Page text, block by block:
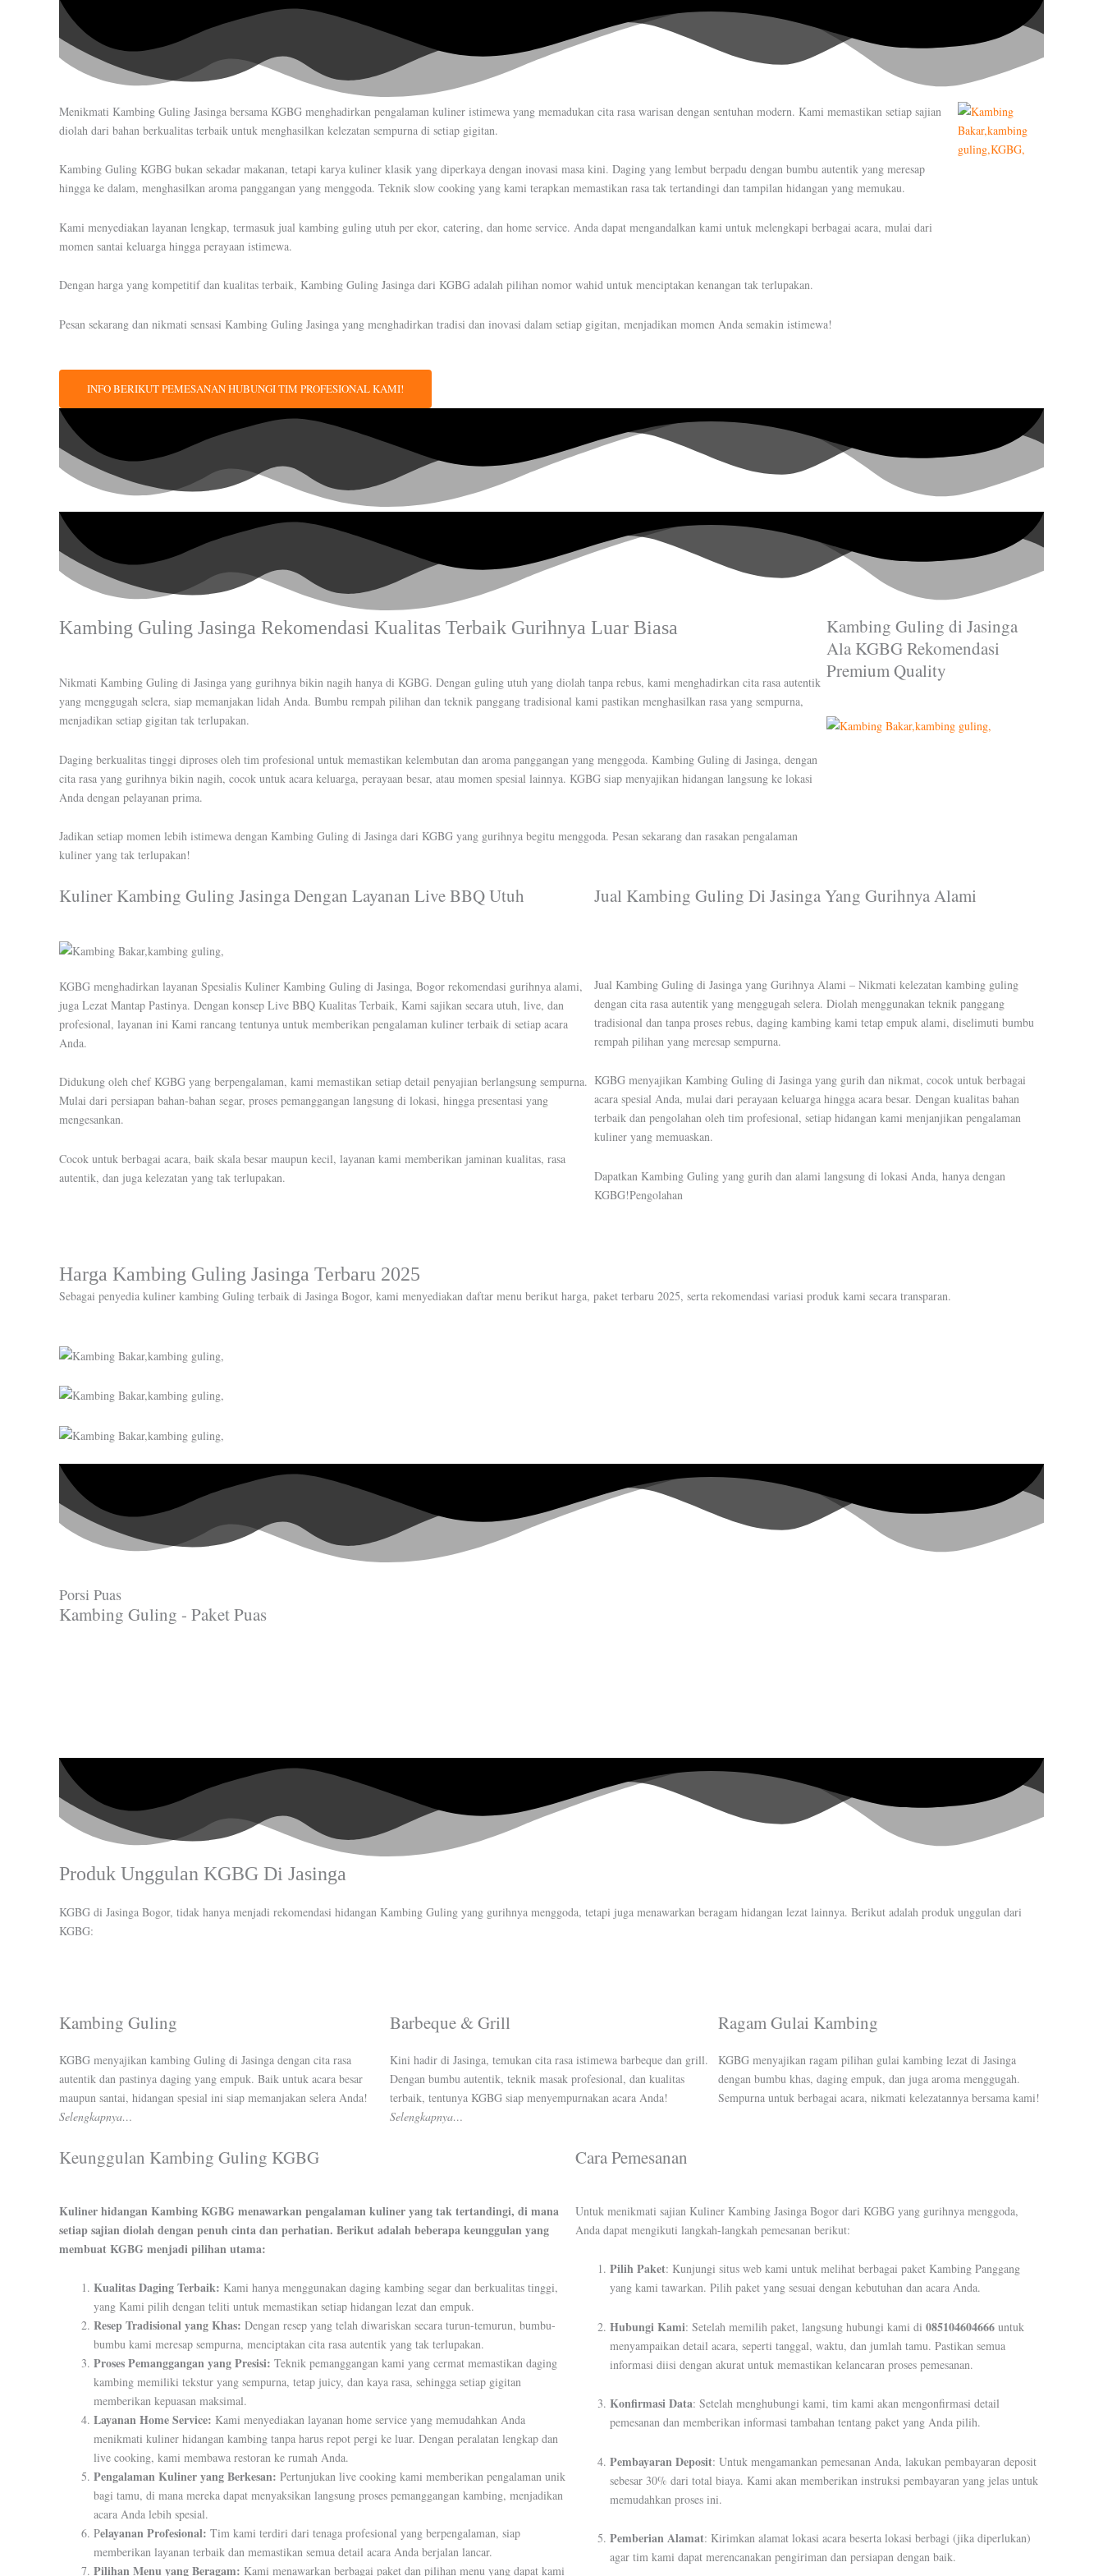
Menikmati Kambing Guling Jasinga bersama KGBG menghadirkan pengalaman kuliner istimewa yang memadukan cita rasa warisan dengan sentuhan modern. Kami memastikan setiap sajian
diolah dari bahan berkualitas terbaik untuk menghasilkan kelezatan sempurna di setiap gigitan.
Kambing Guling KGBG bukan sekadar makanan, tetapi karya kuliner klasik yang diperkaya dengan inovasi masa kini. Daging yang lembut berpadu dengan bumbu autentik yang meresap
hingga ke dalam, menghasilkan aroma panggangan yang menggoda. Teknik slow cooking yang kami terapkan memastikan rasa tak tertandingi dan tampilan hidangan yang memukau.
Kami menyediakan layanan lengkap, termasuk jual kambing guling utuh per ekor, catering, dan home service. Anda dapat mengandalkan kami untuk melengkapi berbagai acara, mulai dari
momen santai keluarga hingga perayaan istimewa.
Dengan harga yang kompetitif dan kualitas terbaik, Kambing Guling Jasinga dari KGBG adalah pilihan nomor wahid untuk menciptakan kenangan tak terlupakan.
Pesan sekarang dan nikmati sensasi Kambing Guling Jasinga yang menghadirkan tradisi dan inovasi dalam setiap gigitan, menjadikan momen Anda semakin istimewa!
INFO BERIKUT PEMESANAN HUBUNGI TIM PROFESIONAL KAMI!
Kambing Guling Jasinga Rekomendasi Kualitas Terbaik Gurihnya Luar Biasa
Nikmati Kambing Guling di Jasinga yang gurihnya bikin nagih hanya di KGBG. Dengan guling utuh yang diolah tanpa rebus, kami menghadirkan cita rasa autentik
yang menggugah selera, siap memanjakan lidah Anda. Bumbu rempah pilihan dan teknik panggang tradisional kami pastikan menghasilkan rasa yang sempurna,
menjadikan setiap gigitan tak terlupakan.
Daging berkualitas tinggi diproses oleh tim profesional untuk memastikan kelembutan dan aroma panggangan yang menggoda. Kambing Guling di Jasinga, dengan
cita rasa yang gurihnya bikin nagih, cocok untuk acara keluarga, perayaan besar, atau momen spesial lainnya. KGBG siap menyajikan hidangan langsung ke lokasi
Anda dengan pelayanan prima.
Jadikan setiap momen lebih istimewa dengan Kambing Guling di Jasinga dari KGBG yang gurihnya begitu menggoda. Pesan sekarang dan rasakan pengalaman
kuliner yang tak terlupakan!
Kambing Guling di Jasinga
Ala KGBG Rekomendasi
Premium Quality
Kuliner Kambing Guling Jasinga Dengan Layanan Live BBQ Utuh
KGBG menghadirkan layanan Spesialis Kuliner Kambing Guling di Jasinga, Bogor rekomendasi gurihnya alami,
juga Lezat Mantap Pastinya. Dengan konsep Live BBQ Kualitas Terbaik, Kami sajikan secara utuh, live, dan
profesional, layanan ini Kami rancang tentunya untuk memberikan pengalaman kuliner terbaik di setiap acara
Anda.
Didukung oleh chef KGBG yang berpengalaman, kami memastikan setiap detail penyajian berlangsung sempurna.
Mulai dari persiapan bahan-bahan segar, proses pemanggangan langsung di lokasi, hingga presentasi yang
mengesankan.
Cocok untuk berbagai acara, baik skala besar maupun kecil, layanan kami memberikan jaminan kualitas, rasa
autentik, dan juga kelezatan yang tak terlupakan.
Jual Kambing Guling Di Jasinga Yang Gurihnya Alami
Jual Kambing Guling di Jasinga yang Gurihnya Alami – Nikmati kelezatan kambing guling
dengan cita rasa autentik yang menggugah selera. Diolah menggunakan teknik panggang
tradisional dan tanpa proses rebus, daging kambing kami tetap empuk alami, diselimuti bumbu
rempah pilihan yang meresap sempurna.
KGBG menyajikan Kambing Guling di Jasinga yang gurih dan nikmat, cocok untuk berbagai
acara spesial Anda, mulai dari perayaan keluarga hingga acara besar. Dengan kualitas bahan
terbaik dan pengolahan oleh tim profesional, setiap hidangan kami menjanjikan pengalaman
kuliner yang memuaskan.
Dapatkan Kambing Guling yang gurih dan alami langsung di lokasi Anda, hanya dengan
KGBG!Pengolahan
Harga Kambing Guling Jasinga Terbaru 2025
Sebagai penyedia kuliner kambing Guling terbaik di Jasinga Bogor, kami menyediakan daftar menu berikut harga, paket terbaru 2025, serta rekomendasi variasi produk kami secara transparan.
Porsi Puas
Kambing Guling - Paket Puas
Produk Unggulan KGBG Di Jasinga
KGBG di Jasinga Bogor, tidak hanya menjadi rekomendasi hidangan Kambing Guling yang gurihnya menggoda, tetapi juga menawarkan beragam hidangan lezat lainnya. Berikut adalah produk unggulan dari
KGBG:
Kambing Guling
KGBG menyajikan kambing Guling di Jasinga dengan cita rasa
autentik dan pastinya daging yang empuk. Baik untuk acara besar
maupun santai, hidangan spesial ini siap memanjakan selera Anda!
Selengkapnya…
Barbeque & Grill
Kini hadir di Jasinga, temukan cita rasa istimewa barbeque dan grill.
Dengan bumbu autentik, teknik masak profesional, dan kualitas
terbaik, tentunya KGBG siap menyempurnakan acara Anda!
Selengkapnya…
Ragam Gulai Kambing
KGBG menyajikan ragam pilihan gulai kambing lezat di Jasinga
dengan bumbu khas, daging empuk, dan juga aroma menggugah.
Sempurna untuk berbagai acara, nikmati kelezatannya bersama kami!
Keunggulan Kambing Guling KGBG
Kuliner hidangan Kambing KGBG menawarkan pengalaman kuliner yang tak tertandingi, di mana
setiap sajian diolah dengan penuh cinta dan perhatian. Berikut adalah beberapa keunggulan yang
membuat KGBG menjadi pilihan utama:
Kualitas Daging Terbaik: Kami hanya menggunakan daging kambing segar dan berkualitas tinggi,
yang Kami pilih dengan teliti untuk memastikan setiap hidangan lezat dan empuk.
Resep Tradisional yang Khas: Dengan resep yang telah diwariskan secara turun-temurun, bumbu-
bumbu kami meresap sempurna, menciptakan cita rasa autentik yang tak terlupakan.
Proses Pemanggangan yang Presisi: Teknik pemanggangan kami yang cermat memastikan daging
kambing memiliki tekstur yang sempurna, tetap juicy, dan kaya rasa, sehingga setiap gigitan
memberikan kepuasan maksimal.
Layanan Home Service: Kami menyediakan layanan home service yang memudahkan Anda
menikmati kuliner hidangan kambing tanpa harus repot pergi ke luar. Dengan peralatan lengkap dan
live cooking, kami membawa restoran ke rumah Anda.
Pengalaman Kuliner yang Berkesan: Pertunjukan live cooking kami memberikan pengalaman unik
bagi tamu, di mana mereka dapat menyaksikan langsung proses pemanggangan kambing, menjadikan
acara Anda lebih spesial.
Pelayanan Profesional: Tim kami terdiri dari tenaga profesional yang berpengalaman, siap
memberikan layanan terbaik dan memastikan semua detail acara Anda berjalan lancar.
Pilihan Menu yang Beragam: Kami menawarkan berbagai paket dan pilihan menu yang dapat kami
Cara Pemesanan
Untuk menikmati sajian Kuliner Kambing Jasinga Bogor dari KGBG yang gurihnya menggoda,
Anda dapat mengikuti langkah-langkah pemesanan berikut:
Pilih Paket: Kunjungi situs web kami untuk melihat berbagai paket Kambing Panggang
yang kami tawarkan. Pilih paket yang sesuai dengan kebutuhan dan acara Anda.
Hubungi Kami: Setelah memilih paket, langsung hubungi kami di085104604666 untuk
menyampaikan detail acara, seperti tanggal, waktu, dan jumlah tamu. Pastikan semua
informasi diisi dengan akurat untuk memastikan kelancaran proses pemesanan.
Konfirmasi Data: Setelah menghubungi kami, tim kami akan mengonfirmasi detail
pemesanan dan memberikan informasi tambahan tentang paket yang Anda pilih.
Pembayaran Deposit: Untuk mengamankan pemesanan Anda, lakukan pembayaran deposit
sebesar 30% dari total biaya. Kami akan memberikan instruksi pembayaran yang jelas untuk
memudahkan proses ini.
Pemberian Alamat: Kirimkan alamat lokasi acara beserta lokasi berbagi (jika diperlukan)
agar tim kami dapat merencanakan pengiriman dan persiapan dengan baik.